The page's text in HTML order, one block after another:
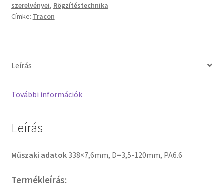
szerelvényei, Rögzítéstechnika
Címke: Tracon
Leírás
További információk
Leírás
Műszaki adatok338×7,6mm, D=3,5-120mm, PA6.6
Termékleírás: